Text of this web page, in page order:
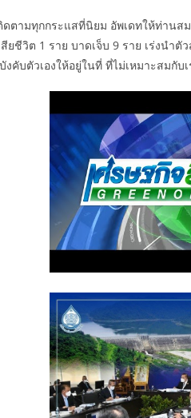
ดตามทุกกระแสที่นิยม อัพเดทให้ท่าน
ชีวิต 1 ราย บาดเจ็บ 9 ราย เร่งนำตั
คับตัวเองให้อยู่ในที่ ที่ไม่เหมาะสมกับเ